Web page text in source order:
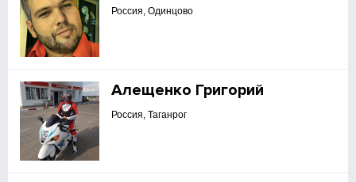
Россия, Одинцово
Алещенко Григорий
Россия, Таганрог